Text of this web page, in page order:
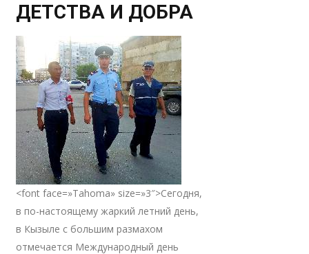
ДЕТСТВА И ДОБРА
<font face=»Tahoma» size=»3″>Сегодня,
в по-настоящему жаркий летний день,
в Кызыле с большим размахом
отмечается Международный день